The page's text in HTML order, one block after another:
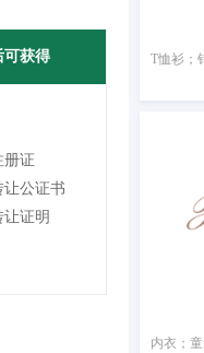
可获得
册证
让公证书
证明